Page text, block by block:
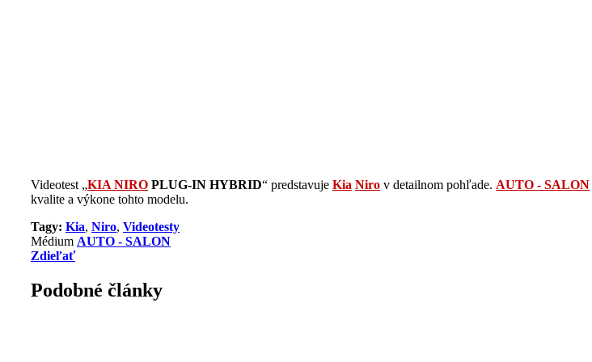
Videotest „KIA NIRO PLUG-IN HYBRID“ predstavuje Kia Niro v detailnom pohľade. AUTO - SALON
kvalite a výkone tohto modelu.
Tagy: Kia, Niro, Videotesty
Médium AUTO - SALON
Zdieľať
Podobné články